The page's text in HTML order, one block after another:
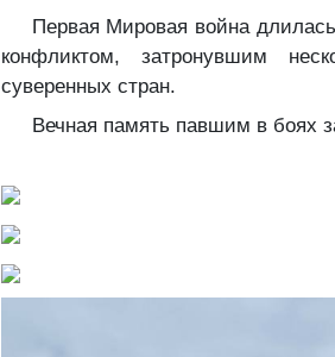
️Первая Мировая война
конфликтом, затронувшим
суверенных стран.
️Вечная память павшим в боях